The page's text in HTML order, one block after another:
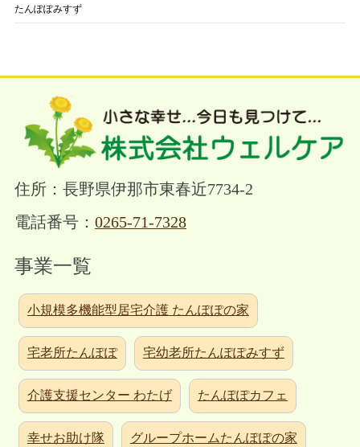
たんぽぽみすず
住所：長野県伊那市東春近7734-2
電話番号： 0265-71-7328
事業一覧
小規模多機能型居宅介護 たんぽぽの家
宅老所たんぽぽ 宅幼老所たんぽぽみすず
介護支援センター わたげ たんぽぽカフェ
幸せお助け隊 グループホームたんぽぽの家